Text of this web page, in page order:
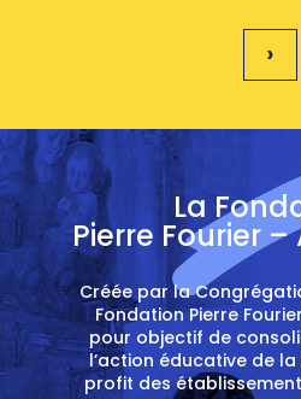
›
La
Pierre Fourier –
Créée par la
Fondation Pierre
pour objectif de
l’action éducative de
profit des